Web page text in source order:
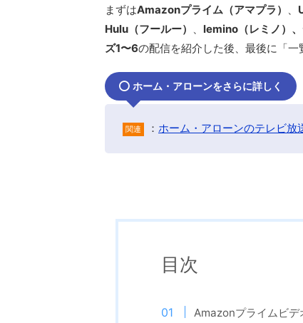
まずはAmazonプライム（アマプラ） 、
Hulu（フールー） 、 lemino（レミノ）
ズ1〜6の配信を紹介した後、最後に「一
ホーム・アローンをさらに詳しく
関連 ： ホーム・アローンのテレビ放
目次
Amazonプライムビデ